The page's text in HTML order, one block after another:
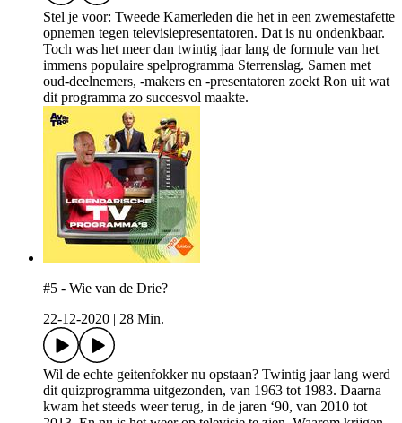
Stel je voor: Tweede Kamerleden die het in een zwemestafette
opnemen tegen televisiepresentatoren. Dat is nu ondenkbaar.
Toch was het meer dan twintig jaar lang de formule van het
immens populaire spelprogramma Sterrenslag. Samen met
oud-deelnemers, -makers en -presentatoren zoekt Ron uit wat
dit programma zo succesvol maakte.
#5 - Wie van de Drie?
22-12-2020
28 Min.
Wil de echte geitenfokker nu opstaan? Twintig jaar lang werd
dit quizprogramma uitgezonden, van 1963 tot 1983. Daarna
kwam het steeds weer terug, in de jaren ‘90, van 2010 tot